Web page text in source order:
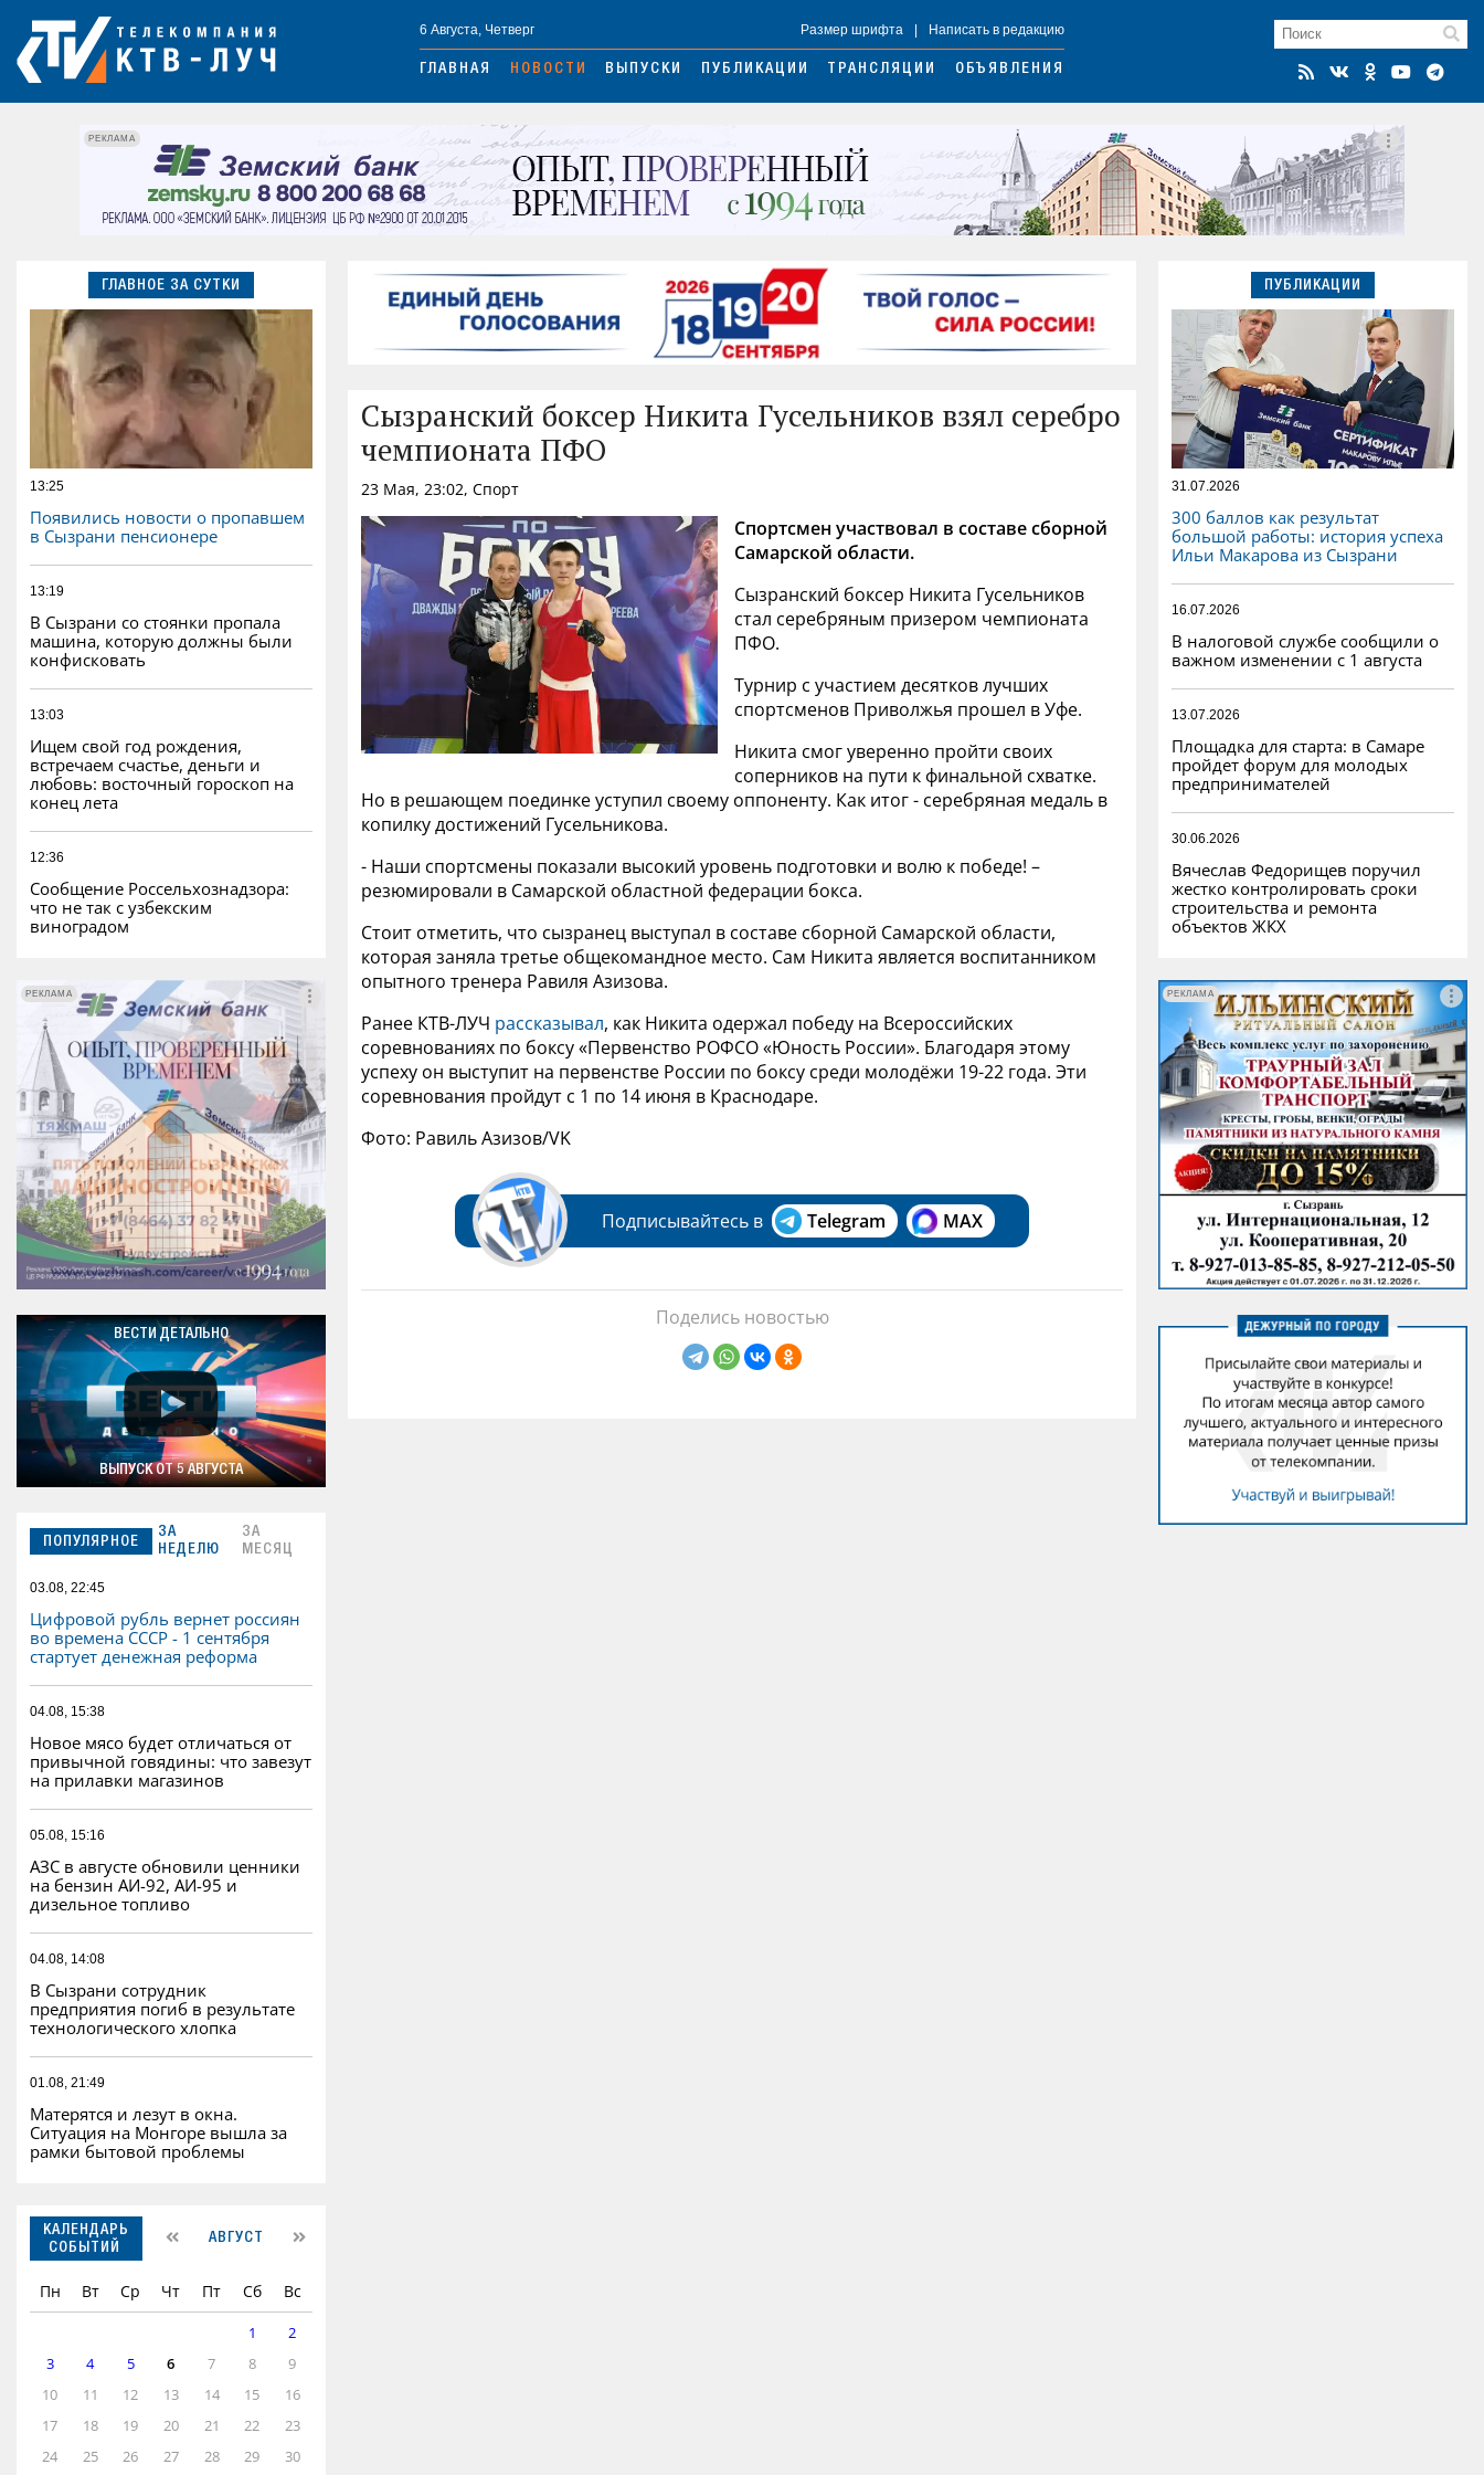
6 Августа, Четверг Размер шрифта Написать в редакцию
ГЛАВНАЯ НОВОСТИ ВЫПУСКИ ПУБЛИКАЦИИ ТРАНСЛЯЦИИ ОБЪЯВЛЕНИЯ
РЕКЛАМА
ГЛАВНОЕ ЗА СУТКИ
13:25
Появились новости о пропавшем
в Сызрани пенсионере
13:19
В Сызрани со стоянки пропала
машина, которую должны были
конфисковать
13:03
Ищем свой год рождения,
встречаем счастье, деньги и
любовь: восточный гороскоп на
конец лета
12:36
Сообщение Россельхознадзора:
что не так с узбекским
виноградом
РЕКЛАМА
РЕКЛАМА
ВЕСТИ ДЕТАЛЬНО
ВЫПУСК ОТ 5 АВГУСТА
ПОПУЛЯРНОЕ
ЗА
НЕДЕЛЮ
ЗА
МЕСЯЦ
03.08, 22:45
Цифровой рубль вернет россиян
во времена СССР - 1 сентября
стартует денежная реформа
04.08, 15:38
Новое мясо будет отличаться от
привычной говядины: что завезут
на прилавки магазинов
05.08, 15:16
АЗС в августе обновили ценники
на бензин АИ-92, АИ-95 и
дизельное топливо
04.08, 14:08
В Сызрани сотрудник
предприятия погиб в результате
технологического хлопка
01.08, 21:49
Матерятся и лезут в окна.
Ситуация на Монгоре вышла за
рамки бытовой проблемы
КАЛЕНДАРЬ
СОБЫТИЙ
АВГУСТ
Пн Вт Ср Чт Пт Сб Вс
1
2
3
4 5 6 7 8
9
10
11 12 13 14 15
16
17
18 19 20 21 22
23
24
25 26 27 28 29 30
Сызранский боксер Никита Гусельников взял серебро
чемпионата ПФО
23 Мая, 23:02, Спорт
Спортсмен участвовал в составе сборной
Самарской области.
Сызранский боксер Никита Гусельников
стал серебряным призером чемпионата
ПФО.
Турнир с участием десятков лучших
спортсменов Приволжья прошел в Уфе.
Никита смог уверенно пройти своих
соперников на пути к финальной схватке.
Но в решающем поединке уступил своему оппоненту. Как итог - серебряная медаль в
копилку достижений Гусельникова.
- Наши спортсмены показали высокий уровень подготовки и волю к победе! –
резюмировали в Самарской областной федерации бокса.
Стоит отметить, что сызранец выступал в составе сборной Самарской области,
которая заняла третье общекомандное место. Сам Никита является воспитанником
опытного тренера Равиля Азизова.
Ранее КТВ-ЛУЧ рассказывал, как Никита одержал победу на Всероссийских
соревнованиях по боксу «Первенство РОФСО «Юность России». Благодаря этому
успеху он выступит на первенстве России по боксу среди молодёжи 19-22 года. Эти
соревнования пройдут с 1 по 14 июня в Краснодаре.
Фото: Равиль Азизов/VK
Подписывайтесь в Telegram MAX
Поделись новостью
ПУБЛИКАЦИИ
31.07.2026
300 баллов как результат
большой работы: история успеха
Ильи Макарова из Сызрани
16.07.2026
В налоговой службе сообщили о
важном изменении с 1 августа
13.07.2026
Площадка для старта: в Самаре
пройдет форум для молодых
предпринимателей
30.06.2026
Вячеслав Федорищев поручил
жестко контролировать сроки
строительства и ремонта
объектов ЖКХ
РЕКЛАМА